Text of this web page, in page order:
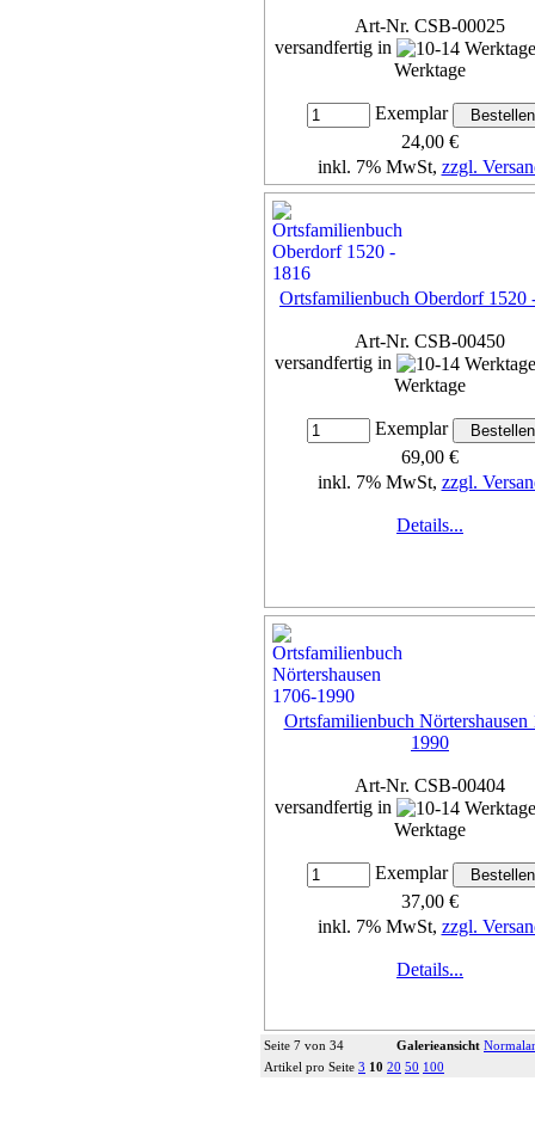
Art-Nr. CSB-00025
versandfertig in
Werktage
Exemplar
24,00 €
inkl. 7% MwSt, zzgl.
Ortsfamilienbuch Oberdorf 1520
Art-Nr. CSB-00450
versandfertig in
Werktage
Exemplar
69,00 €
inkl. 7% MwSt, zzgl.
Details...
Ortsfamilienbuch Nörtershausen
1990
Art-Nr. CSB-00404
versandfertig in
Werktage
Exemplar
37,00 €
inkl. 7% MwSt, zzgl.
Details...
Seite 7 von 34 Galerieansicht
Artikel pro Seite 3 10 20 50 100